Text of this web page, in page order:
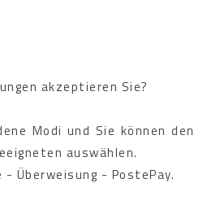
akzeptieren Sie?
Modi und Sie können den
auswählen.
Überweisung - PostePay.